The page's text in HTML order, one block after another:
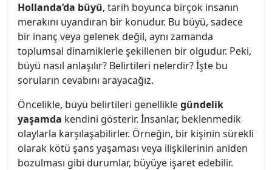
Hollanda’da büyü, tarih boyunca birçok insanın
merakını uyandıran bir konudur. Bu büyü, sadece
bir inanç veya gelenek değil, aynı zamanda
toplumsal dinamiklerle şekillenen bir olgudur. Peki,
büyü nasıl anlaşılır? Belirtileri nelerdir? İşte bu
soruların cevabını arayacağız.
Öncelikle, büyü belirtileri genelliklegündelik
yaşamda kendini gösterir. İnsanlar, beklenmedik
olaylarla karşılaşabilirler. Örneğin, bir kişinin sürekli
olarak kötü şans yaşaması veya ilişkilerinin aniden
bozulması gibi durumlar, büyüye işaret edebilir.